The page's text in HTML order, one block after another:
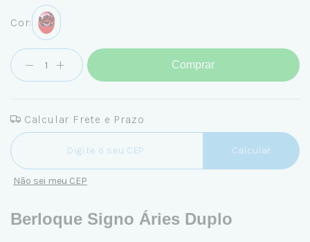
Cor:
Comprar
Calcular Frete e Prazo
Entregas para o CEP:
Calcular
Não sei meu CEP
Berloque Signo Áries Duplo